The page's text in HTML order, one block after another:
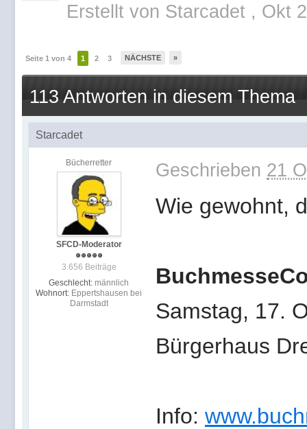
Erstellt von Starcadet , Okt
Seite 1 von 4 1 2 3 NÄCHSTE »
113 Antworten in diesem Thema
Starcadet
Bücherretter
SFCD-Moderator
3.656 Beiträge
Geschlecht: männlich
Wohnort: Eppertshausen bei
Darmstadt
Geschrieben 21
Wie gewohnt,
Samstag, 17.
Bürgerhaus
Info: